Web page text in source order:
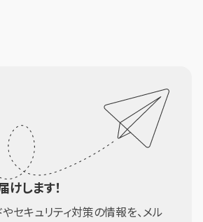
します！
セキュリティ対策の情報を、メル